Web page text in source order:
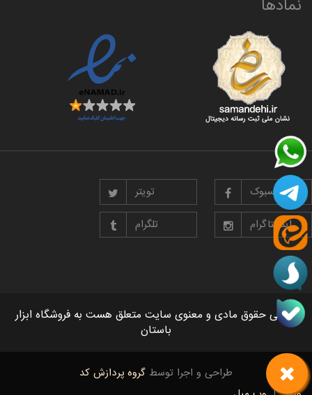
نمادها
فیسبوک تویتر
اینستاگرام تلگرام
تمامی حقوق مادی و معنوی سایت متعلق هست به فروشگاه ابزار
باستان
طراحی و اجرا توسط گروه پردازش کد